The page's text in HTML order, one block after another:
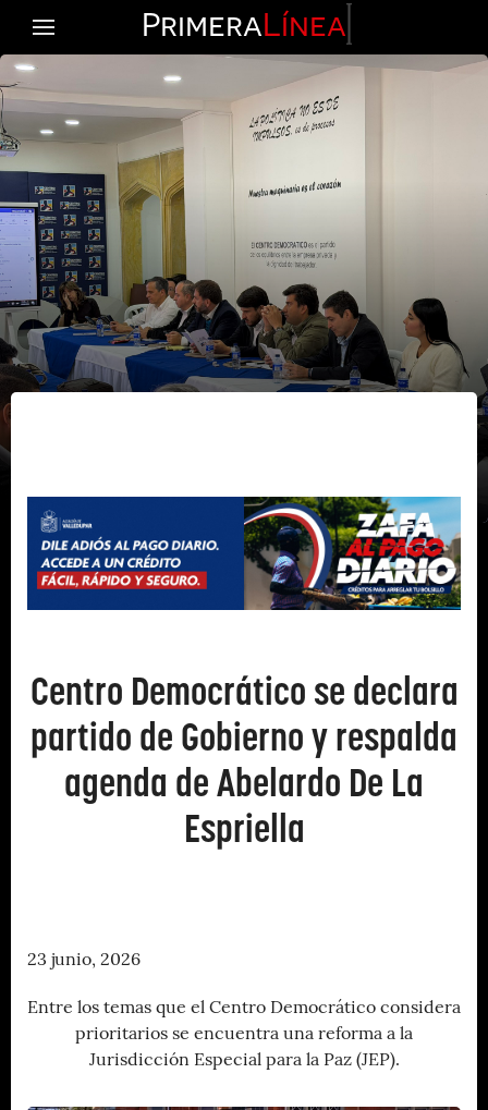
PrimeraLínea
Centro Democrático se declara
partido de Gobierno y respalda
agenda de Abelardo De La
Espriella
23 junio, 2026
Entre los temas que el Centro Democrático considera
prioritarios se encuentra una reforma a la
Jurisdicción Especial para la Paz (JEP).